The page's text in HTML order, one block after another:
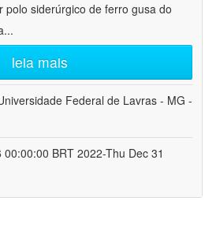
polo siderúrgico de ferro gusa do
...
leia mais
Federal de Lavras - MG -
00:00:00 BRT 2022-Thu Dec 31